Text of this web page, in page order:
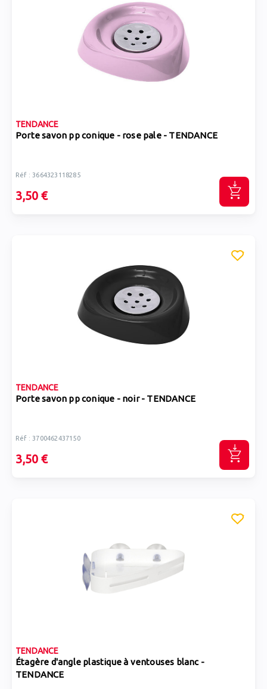
TENDANCE
Porte savon pp conique - rose pale - TENDANCE
Réf : 3664323118285
3,50 €
TENDANCE
Porte savon pp conique - noir - TENDANCE
Réf : 3700462437150
3,50 €
TENDANCE
Étagère d'angle plastique à ventouses blanc -
TENDANCE